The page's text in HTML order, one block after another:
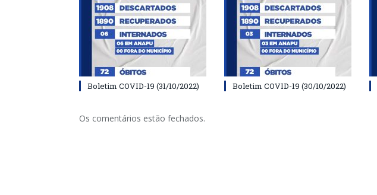
Boletim COVID-19 (31/10/2022) Boletim COVID-19 (30/10/2022)
Os comentários estão fechados.